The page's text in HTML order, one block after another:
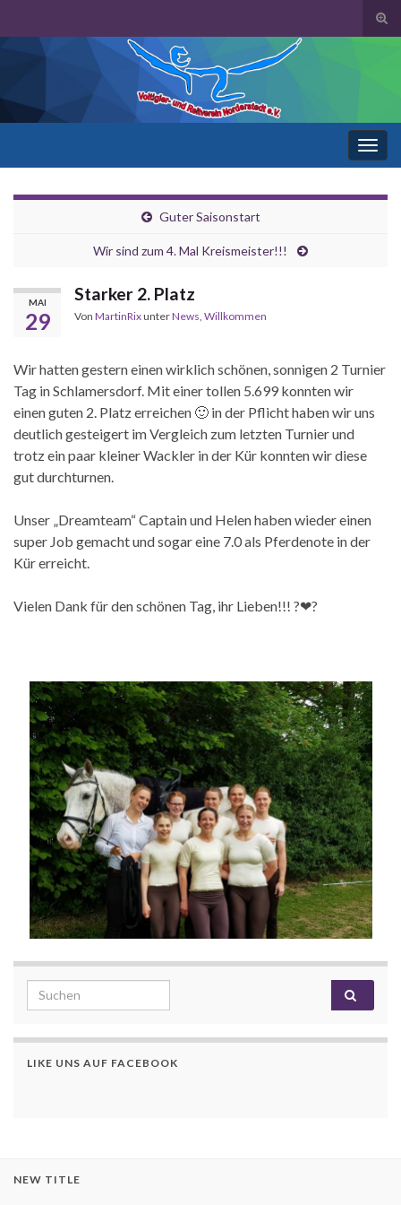
Search for:
Guter Saisonstart
Wir sind zum 4. Mal Kreismeister!!!
MAI
29
Starker 2. Platz
Von MartinRixunterNews Willkommen
Wir hatten gestern einen wirklich schönen, sonnigen 2 Turnier
Tag in Schlamersdorf. Mit einer tollen 5.699 konnten wir
einen guten 2. Platz erreichen 🙂 in der Pflicht haben wir uns
deutlich gesteigert im Vergleich zum letzten Turnier und
trotz ein paar kleiner Wackler in der Kür konnten wir diese
gut durchturnen.
Unser „Dreamteam“ Captain und Helen haben wieder einen
super Job gemacht und sogar eine 7.0 als Pferdenote in der
Kür erreicht.
Vielen Dank für den schönen Tag, ihr Lieben!!! ?❤?
Search for:
LIKE UNS AUF FACEBOOK
NEW TITLE